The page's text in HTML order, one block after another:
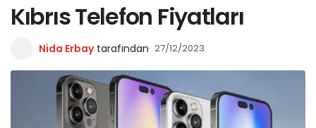
Kıbrıs Telefon Fiyatları
Nida Erbay tarafından 27/12/2023